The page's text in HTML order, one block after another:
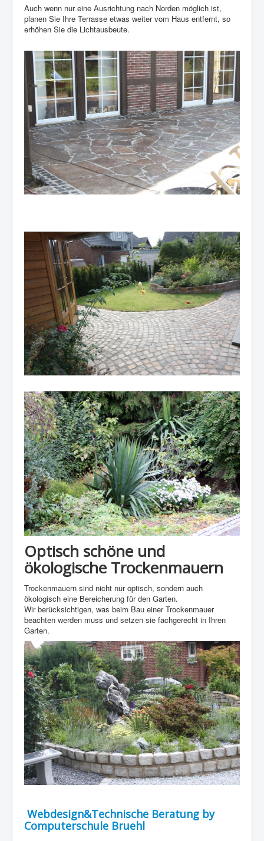
Auch wenn nur eine Ausrichtung nach Norden möglich ist,
planen Sie Ihre Terrasse etwas weiter vom Haus entfernt, so
erhöhen Sie die Lichtausbeute.
Optisch schöne und
ökologische Trockenmauern
Trockenmauern sind nicht nur optisch, sondern auch
ökologisch eine Bereicherung für den Garten.
Wir berücksichtigen, was beim Bau einer Trockenmauer
beachten werden muss und setzen sie fachgerecht in Ihren
Garten.
Webdesign&Technische Beratung by
Computerschule Bruehl